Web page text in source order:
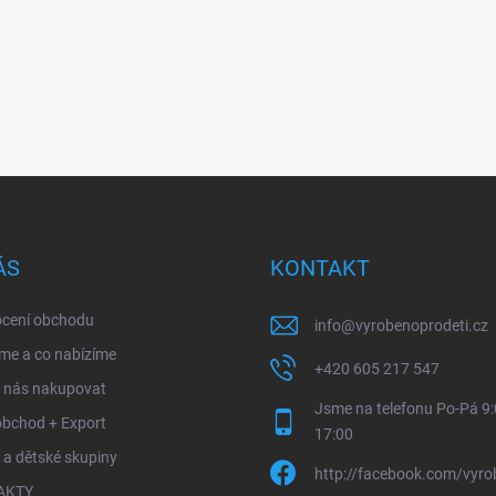
obchodu
a co nabízíme
nás nakupovat
+ Export
a dětské skupiny
KONTAKT
info@vyrobenoprodeti.cz
+420 605 217 547
Jsme na telefonu Po-Pá
17:00
http://facebook.com/